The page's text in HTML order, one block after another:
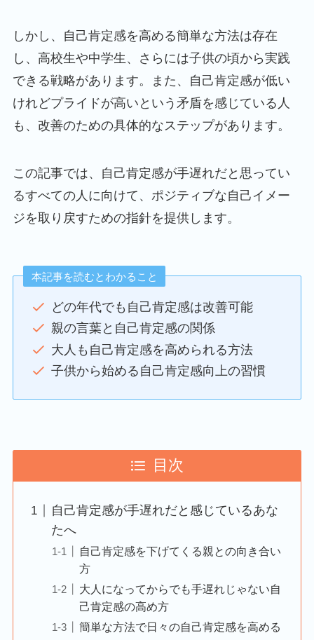
しかし、自己肯定感を高める簡単な方法は存在
し、高校生や中学生、さらには子供の頃から実践
できる戦略があります。また、自己肯定感が低い
けれどプライドが高いという矛盾を感じている人
も、改善のための具体的なステップがあります。
この記事では、自己肯定感が手遅れだと思ってい
るすべての人に向けて、ポジティブな自己イメー
ジを取り戻すための指針を提供します。
本記事を読むとわかること
どの年代でも自己肯定感は改善可能
親の言葉と自己肯定感の関係
大人も自己肯定感を高められる方法
子供から始める自己肯定感向上の習慣
目次
自己肯定感が手遅れだと感じているあな
たへ
自己肯定感を下げてくる親との向き合い
方
大人になってからでも手遅れじゃない自
己肯定感の高め方
簡単な方法で日々の自己肯定感を高める